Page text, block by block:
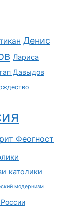
Денис
Лариса
Давыдов
Феогност
католики
модернизм